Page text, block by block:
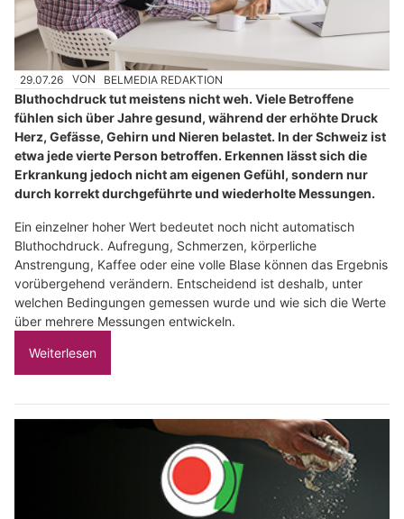
29.07.26 VON BELMEDIA REDAKTION
Bluthochdruck tut meistens nicht weh. Viele Betroffene
fühlen sich über Jahre gesund, während der erhöhte Druck
Herz, Gefässe, Gehirn und Nieren belastet. In der Schweiz ist
etwa jede vierte Person betroffen. Erkennen lässt sich die
Erkrankung jedoch nicht am eigenen Gefühl, sondern nur
durch korrekt durchgeführte und wiederholte Messungen.
Ein einzelner hoher Wert bedeutet noch nicht automatisch
Bluthochdruck. Aufregung, Schmerzen, körperliche
Anstrengung, Kaffee oder eine volle Blase können das Ergebnis
vorübergehend verändern. Entscheidend ist deshalb, unter
welchen Bedingungen gemessen wurde und wie sich die Werte
über mehrere Messungen entwickeln.
Weiterlesen